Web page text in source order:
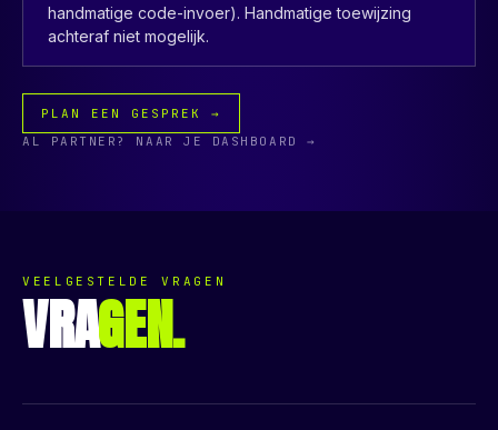
handmatige code-invoer). Handmatige toewijzing
achteraf niet mogelijk.
PLAN EEN GESPREK →
AL PARTNER? NAAR JE DASHBOARD →
VEELGESTELDE VRAGEN
VRAGEN.